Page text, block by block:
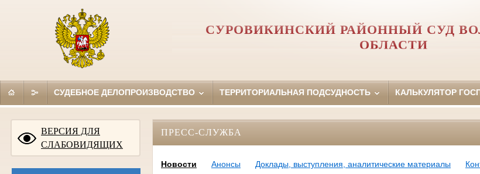
СУРОВИКИНСКИЙ РАЙОННЫЙ СУД
ОБЛАСТИ
СУДЕБНОЕ ДЕЛОПРОИЗВОДСТВО ТЕРРИТОРИАЛЬНАЯ ПОДСУДНОСТЬ КАЛЬКУЛЯТОР
ВЕРСИЯ ДЛЯ
СЛАБОВИДЯЩИХ
ПРЕСС-СЛУЖБА
Новости Анонсы Доклады, выступления, аналитические материалы